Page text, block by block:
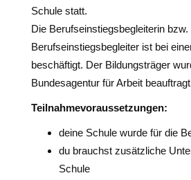
Schule statt.
Die Berufseinstiegsbegleiterin bzw.
Berufseinstiegsbegleiter ist bei
beschäftigt. Der Bildungsträger
Bundesagentur für Arbeit
Teilnahmevoraussetzungen:
deine Schule wurde für die
du brauchst zusätzliche
Schule